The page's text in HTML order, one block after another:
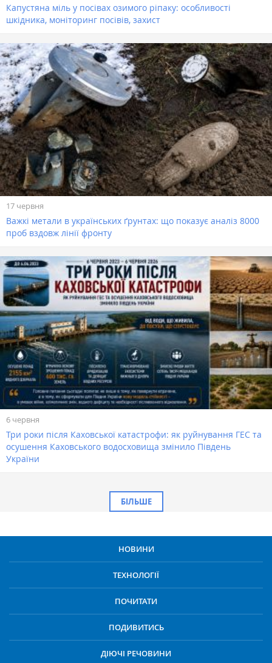
Капустяна міль у посівах озимого ріпаку: особливості
шкідника, моніторинг посівів, захист
17 червня
Важкі метали в українських ґрунтах: що показує аналіз 8000
проб вздовж лінії фронту
6 червня
Три роки після Каховської катастрофи: як руйнування ГЕС та
осушення Каховського водосховища змінило Південь
України
БІЛЬШЕ
НОВИНИ
ТЕХНОЛОГІЇ
ПОЧИТАТИ
ПОДИВИТИСЬ
ДІЮЧІ РЕЧОВИНИ